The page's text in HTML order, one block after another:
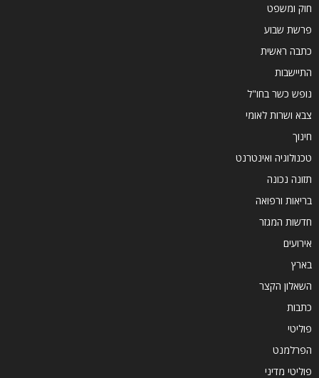
חוק ומשפט
פרשת שבוע
כתבה ראשית
התיישבות
נופש כשר בחו"ל
צבא ושרות לאומי
חינוך
טכנולוגיה ואינטרנט
תזונה נכונה
בריאות ורפואה
חדשות המגזר
אירועים
בארץ
השאלון הקצר
כתבות
פוליטי
הפרלמנט
פוליטי מדיני